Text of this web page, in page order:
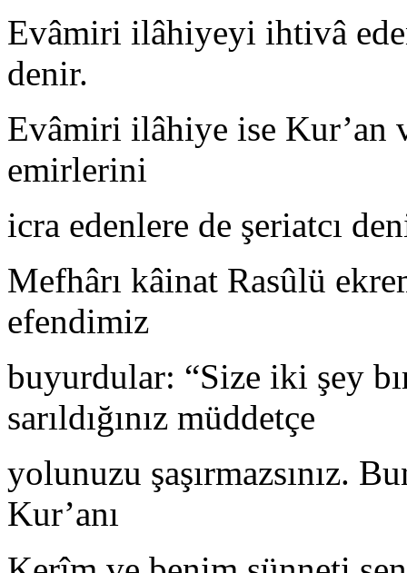
Evâmiri ilâhiyeyi ihtivâ
denir.
Evâmiri ilâhiye ise Kur’an
emirlerini
icra edenlere de şeriatcı
Mefhârı kâinat Rasûlü
efendimiz
buyurdular: “Size iki şey
sarıldığınız müddetçe
yolunuzu şaşırmazsınız.
Kur’anı